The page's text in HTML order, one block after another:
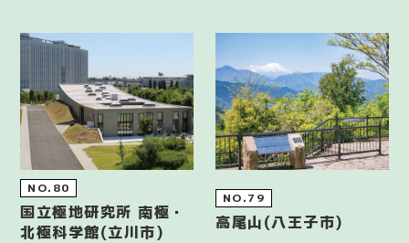
NO.80
国立極地研究所 南極・
北極科学館(立川市)
NO.79
高尾山(八王子市)